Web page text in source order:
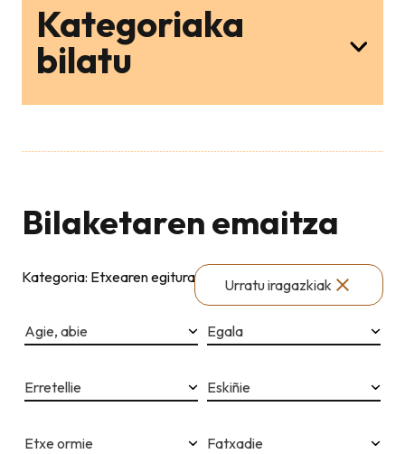
Kategoriaka
bilatu
Bilaketaren emaitza
Kategoria: Etxearen egitura Urratu iragazkiak
Agie, abie Egala
Erretellie Eskiñie
Etxe ormie Fatxadie